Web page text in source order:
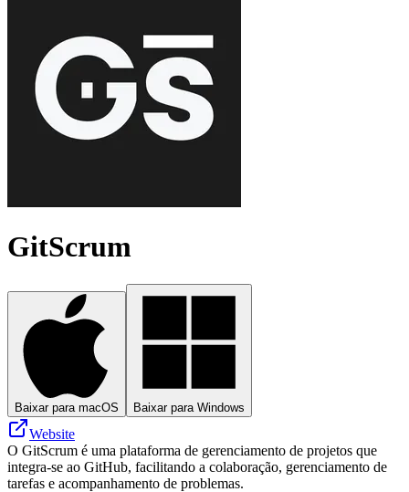
GitScrum
Baixar para macOS Baixar para Windows
Website
O GitScrum é uma plataforma de gerenciamento de projetos que
integra-se ao GitHub, facilitando a colaboração, gerenciamento de
tarefas e acompanhamento de problemas.